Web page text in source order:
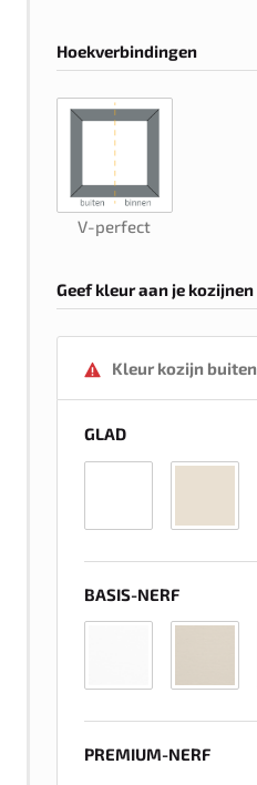
Hoekverbindingen
V-perfect
Geef kleur aan je kozijnen
Kleur kozijn buiten
GLAD
BASIS-NERF
PREMIUM-NERF